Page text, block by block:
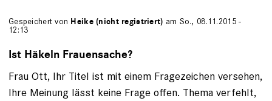
Gespeichert von Heike (nicht registriert) am So., 08.11.2015 -
12:13
Ist Häkeln Frauensache?
Frau Ott, Ihr Titel ist mit einem Fragezeichen versehen,
Ihre Meinung lässt keine Frage offen. Thema verfehlt,